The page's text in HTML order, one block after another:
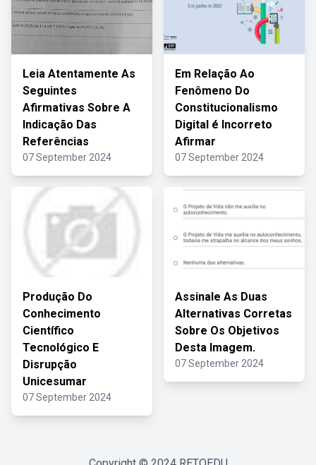
Leia Atentamente As
Seguintes
Afirmativas Sobre A
Indicação Das
Referências
07 September 2024
Em Relação Ao
Fenômeno Do
Constitucionalismo
Digital é Incorreto
Afirmar
07 September 2024
Produção Do
Conhecimento
Científico
Tecnológico E
Disrupção
Unicesumar
07 September 2024
Assinale As Duas
Alternativas Corretas
Sobre Os Objetivos
Desta Imagem.
07 September 2024